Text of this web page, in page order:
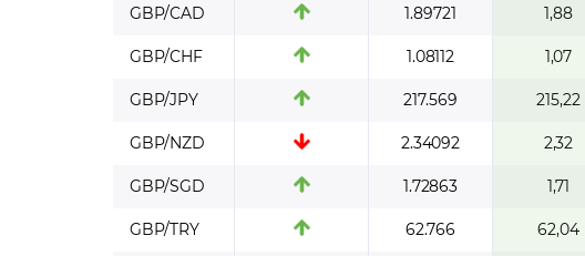
GBP/CAD 1.89721 1,88
GBP/CHF 1.08112 1,07
GBP/JPY 217.569 215,22
GBP/NZD 2.34092 2,32
GBP/SGD 1.72863 1,71
GBP/TRY 62.766 62,04